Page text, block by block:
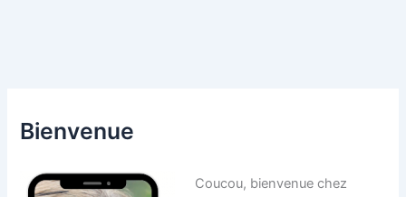
Bienvenue
Coucou, bienvenue chez